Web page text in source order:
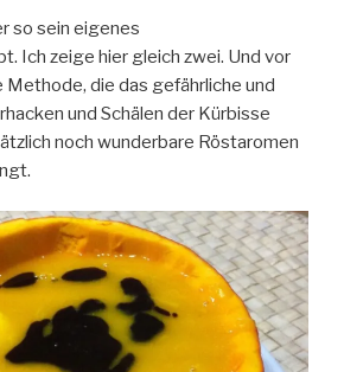
so sein eigenes
Ich zeige hier gleich zwei. Und vor
Methode, die das gefährliche und
und Schälen der Kürbisse
noch wunderbare Röstaromen